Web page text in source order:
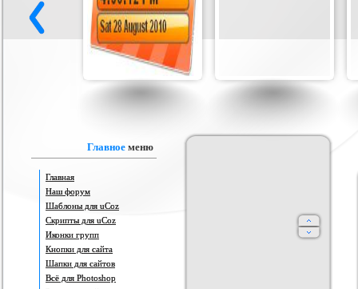
шаблона сайта
Шаблон от KEY-CS #3
Главное меню
Главная
Наш форум
Шаблоны для uCoz
Скрипты для uCoz
Иконки групп
Кнопки для сайта
Шапки для сайтов
Всё для Photoshop